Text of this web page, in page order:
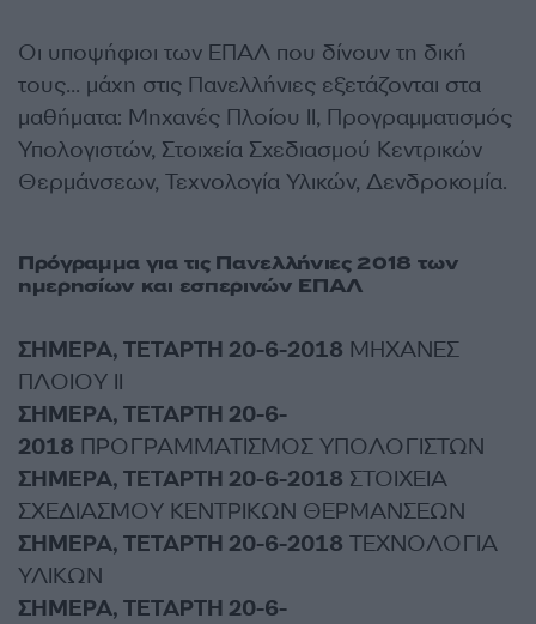
Οι υποψήφιοι των ΕΠΑΛ που δίνουν τη δική
τους… μάχη στις Πανελλήνιες εξετάζονται στα
μαθήματα: Μηχανές Πλοίου II, Προγραμματισμός
Υπολογιστών, Στοιχεία Σχεδιασμού Κεντρικών
Θερμάνσεων, Τεχνολογία Υλικών, Δενδροκομία.
Πρόγραμμα για τις Πανελλήνιες 2018 των
ημερησίων και εσπερινών ΕΠΑΛ
ΣΗΜΕΡΑ, ΤΕΤΑΡΤΗ 20-6-2018 ΜΗΧΑΝΕΣ
ΠΛΟΙΟΥ ΙI
ΣΗΜΕΡΑ, ΤΕΤΑΡΤΗ 20-6-
2018 ΠΡΟΓΡΑΜΜΑΤΙΣΜΟΣ ΥΠΟΛΟΓΙΣΤΩΝ
ΣΗΜΕΡΑ, ΤΕΤΑΡΤΗ 20-6-2018 ΣΤΟΙΧΕΙΑ
ΣΧΕΔΙΑΣΜΟΥ ΚΕΝΤΡΙΚΩΝ ΘΕΡΜΑΝΣΕΩΝ
ΣΗΜΕΡΑ, ΤΕΤΑΡΤΗ 20-6-2018 ΤΕΧΝΟΛΟΓΙΑ
ΥΛΙΚΩΝ
ΣΗΜΕΡΑ, ΤΕΤΑΡΤΗ 20-6-